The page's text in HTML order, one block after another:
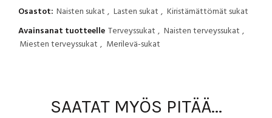
Osastot: Naisten sukat , Lasten sukat , Kiristämättömät sukat
Avainsanat tuotteelle Terveyssukat , Naisten terveyssukat ,
Miesten terveyssukat , Merilevä-sukat
SAATAT MYÖS PITÄÄ...